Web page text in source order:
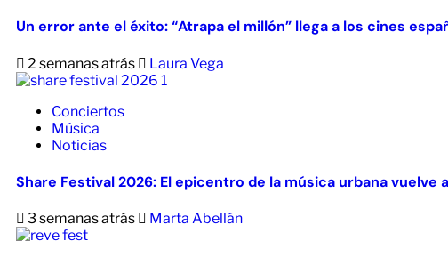
Un error ante el éxito: “Atrapa el millón” llega a los cines
2 semanas atrás Laura Vega
Conciertos
Música
Noticias
Share Festival 2026: El epicentro de la música urbana vuelve
3 semanas atrás Marta Abellán